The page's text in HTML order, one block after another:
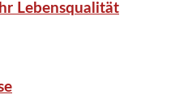
Lebensqualität